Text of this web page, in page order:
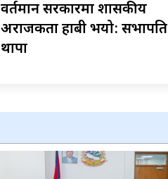
वर्तमान सरकारमा शासकीय
अराजकता हाबी भयो: सभापति
थापा